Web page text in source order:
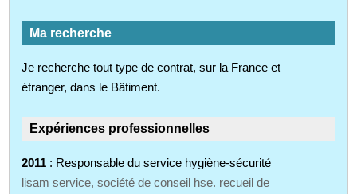
Ma recherche
Je recherche tout type de contrat, sur la France et
étranger, dans le Bâtiment.
Expériences professionnelles
2011 : Responsable du service hygiène-sécurité
lisam service, société de conseil hse. recueil de